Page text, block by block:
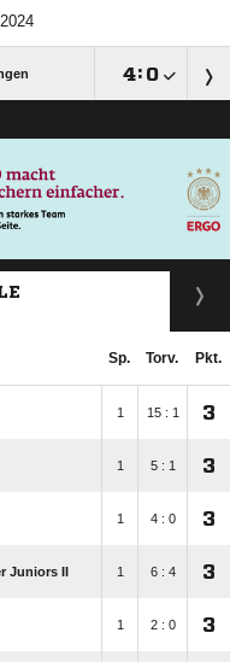
: 
Sp. Torv. Pkt.
1 15 : 1 3
1 5 : 1 3
1 4 : 0 3
Juniors II 1 6 : 4 3
1 2 : 0 3